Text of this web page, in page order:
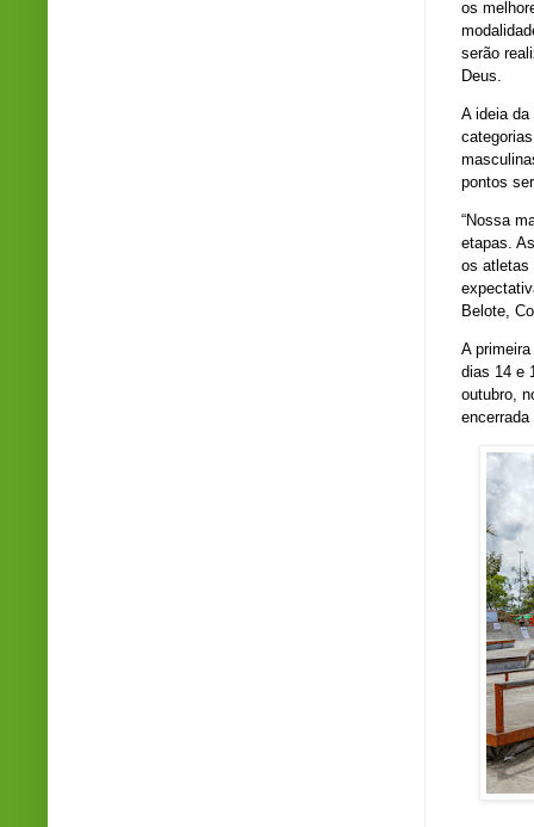
os
serão
Deus.
A ideia
pontos
“Nossa
etapas.
os atletas
Belote,
A
dias 14 e
outubro,